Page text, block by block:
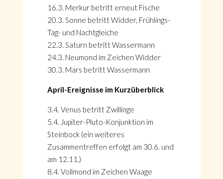
16.3. Merkur betritt erneut Fische
20.3. Sonne betritt Widder, Frühlings-
Tag- und Nachtgleiche
22.3. Saturn betritt Wassermann
24.3. Neumond im Zeichen Widder
30.3. Mars betritt Wassermann
April-Ereignisse im Kurzüberblick
3.4. Venus betritt Zwillinge
5.4. Jupiter-Pluto-Konjunktion im
Steinbock (ein weiteres
Zusammentreffen erfolgt am 30.6. und
am 12.11.)
8.4. Vollmond im Zeichen Waage